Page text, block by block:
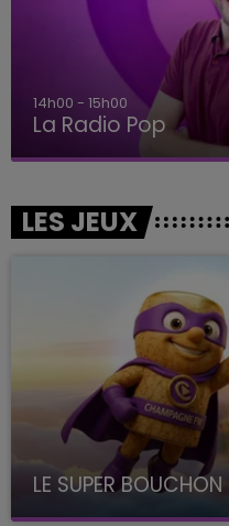
14h00 - 15h00
La Radio Pop
LES JEUX
LE SUPER
avec La Famille